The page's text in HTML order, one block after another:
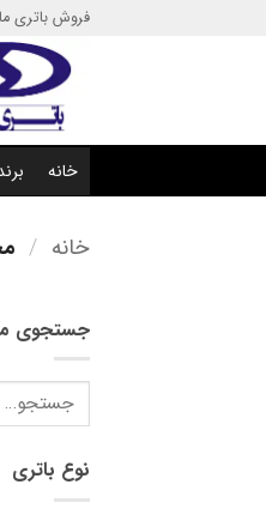
فروش باتری
خانه
خانه /
جستجوی
جستجو
برای:
نوع باتری